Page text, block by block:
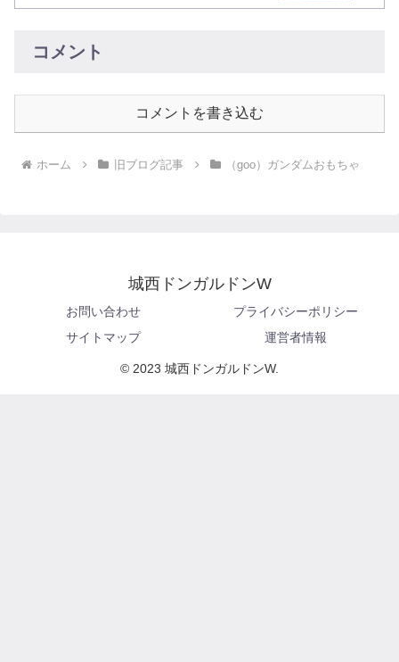
コメント
コメントを書き込む
ホーム 旧ブログ記事 （goo）ガンダムおもちゃ
城西ドンガルドンW
お問い合わせ
プライバシーポリシー
サイトマップ
運営者情報
© 2023 城西ドンガルドンW.